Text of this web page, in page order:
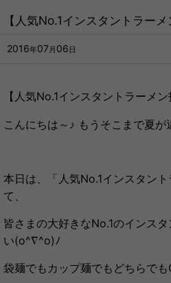
【人気No.1インスタントラー
2016年07 月 06 日
【人気No.1インスタントラーメ
こんにちは～♪ もうそこまで夏
本日は、「人気No.1インスタン
て、
皆さまの大好きなNo.1のインス
い(o^∇^o)ﾉ
袋麺でもカップ麺でもどちらでも